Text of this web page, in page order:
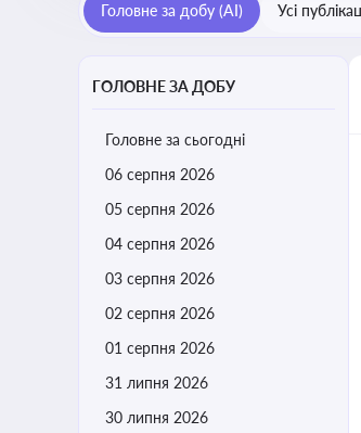
Головне за добу (AI) Усі
ГОЛОВНЕ ЗА ДОБУ
Головне за сьогодні
06 серпня 2026
05 серпня 2026
04 серпня 2026
03 серпня 2026
02 серпня 2026
01 серпня 2026
31 липня 2026
30 липня 2026